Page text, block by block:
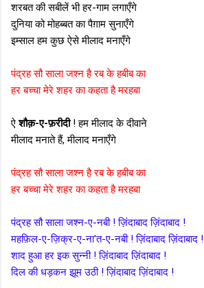
शरबत की सबीलें भी हर-गाम लगाएँगे
दुनिया को मोहब्बत का पैग़ाम सुनाएँगे
इम्साल हम कुछ ऐसे मीलाद मनाएँगे
पंद्रह सौ साला जश्न है रब के हबीब का
हर बच्चा मेरे शहर का कहता है मरहबा
ऐशौक़-ए-फ़रीदी! हम मीलाद के दीवाने
मीलाद मनाते हैं, मीलाद मनाएँगे
पंद्रह सौ साला जश्न है रब के हबीब का
हर बच्चा मेरे शहर का कहता है मरहबा
पंद्रह सौ साला जश्न-ए-नबी ! ज़िंदाबाद ज़िंदाबाद !
महफ़िल-ए-ज़िक्र-ए-ना'त-ए-नबी ! ज़िंदाबाद ज़िंदाबाद !
शाद हुआ हर इक सुन्नी ! ज़िंदाबाद ज़िंदाबाद !
दिल की धड़कन झूम उठी ! ज़िंदाबाद ज़िंदाबाद !